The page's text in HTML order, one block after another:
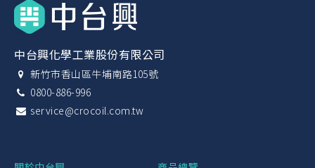
中台興化學工業股份有限公司
新竹市香山區牛埔南路105號
0800-886-996
service@crocoil.com.tw